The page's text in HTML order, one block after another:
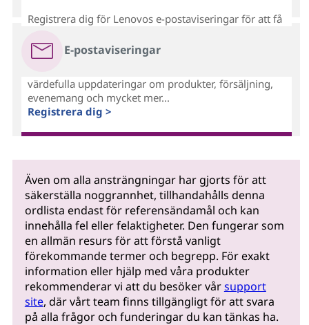
E-postaviseringar
Registrera dig för Lenovos e-postaviseringar för att få
värdefulla uppdateringar om produkter, försäljning,
evenemang och mycket mer...
Registrera dig >
Även om alla ansträngningar har gjorts för att
säkerställa noggrannhet, tillhandahålls denna
ordlista endast för referensändamål och kan
innehålla fel eller felaktigheter. Den fungerar som
en allmän resurs för att förstå vanligt
förekommande termer och begrepp. För exakt
information eller hjälp med våra produkter
rekommenderar vi att du besöker vårsupport
site, där vårt team finns tillgängligt för att svara
på alla frågor och funderingar du kan tänkas ha.